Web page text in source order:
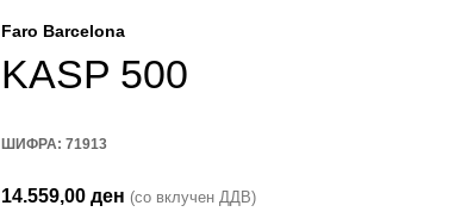
Faro Barcelona
KASP 500
ШИФРА: 71913
14.559,00 ден (со вклучен ДДВ)